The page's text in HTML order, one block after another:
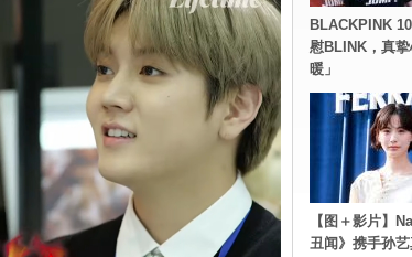
BLACKPINK
慰BLINK，真
暖」
【图＋影片】
丑闻》携手孙